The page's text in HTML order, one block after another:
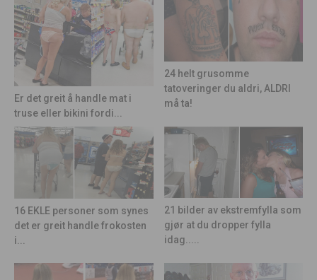
Er det greit å handle mat i
truse eller bikini fordi...
24 helt grusomme
tatoveringer du aldri, ALDRI
må ta!
16 EKLE personer som synes
det er greit handle frokosten
i...
21 bilder av ekstremfylla som
gjør at du dropper fylla
idag.....